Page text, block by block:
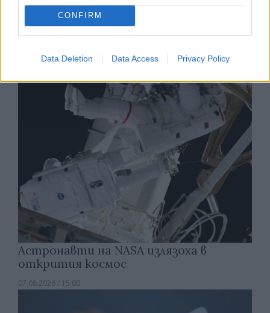
CONFIRM
Data Deletion Data Access Privacy Policy
Изкуствен интелект за първи път
07.08.2026 / 15:30
Астронавти на NASA излязоха в
открития космос
07.08.2026 / 15:00